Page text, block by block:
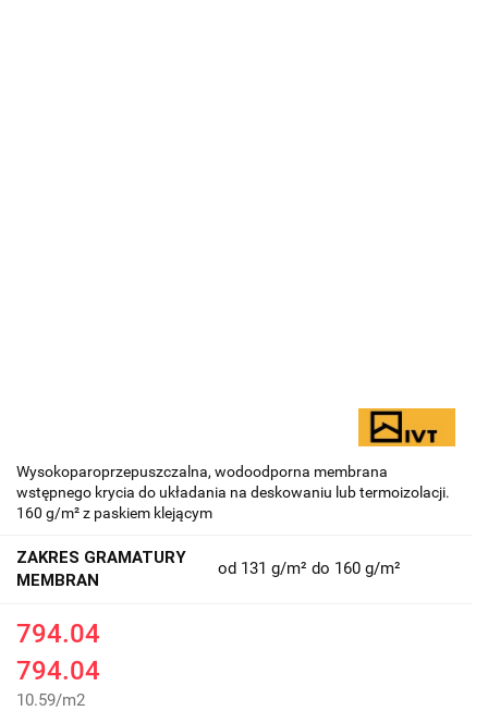
Wysokoparoprzepuszczalna, wodoodporna membrana
wstępnego krycia do układania na deskowaniu lub termoizolacji.
160 g/m² z paskiem klejącym
ZAKRES GRAMATURY
MEMBRAN
od 131 g/m² do 160 g/m²
794.04
794.04
10.59/m2